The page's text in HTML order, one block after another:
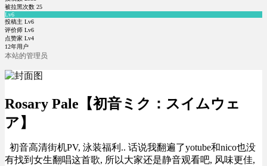
被拉黑次数 25
Lv6
投稿主 Lv6
评价师 Lv6
点赞家 Lv4
12年用户
本站的管理员
Rosary Pale【初音ミク：スイムウェ
ア】
初音高清街机PV, 泳装福利.. 话说我翻遍了yotube和nico也没
有找到女生翻唱这首歌, 所以大家还是静音观看吧, 风味更佳,